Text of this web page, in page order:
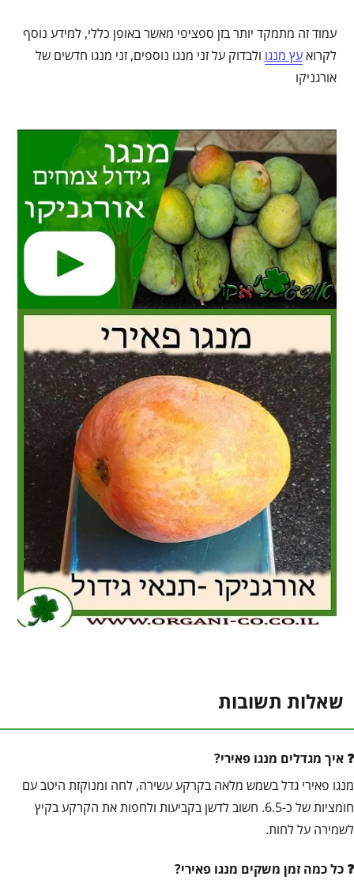
עמוד זה מתמקד יותר בזן ספציפי מאשר באופן כללי, למידע נוסף
לקרואעץ מנגו ולבדוק על זני מנגו נוספים, זני מנגו חדשים של
אורגניקו
שאלות תשובות
איך מגדלים מנגו פאירי?
מנגו פאירי גדל בשמש מלאה בקרקע עשירה, לחה ומנוקזת היטב עם
חומציות של כ-6.5. חשוב לדשן בקביעות ולחפות את הקרקע בקיץ
לשמירה על לחות.
כל כמה זמן משקים מנגו פאירי?